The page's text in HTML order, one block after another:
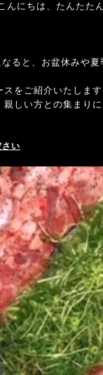
んにちは、たんたた
ると、お盆休みや
をご紹介いたしま
しい方との集まり
い